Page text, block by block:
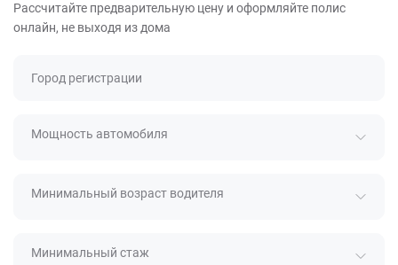
Рассчитайте предварительную цену и оформляйте полис
онлайн, не выходя из дома
Город регистрации
Мощность автомобиля
Минимальный возраст водителя
Минимальный стаж